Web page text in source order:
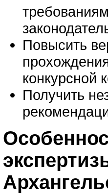
Повысить
конкурсной
Получить